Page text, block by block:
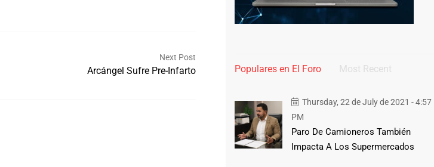
Next Post
Arcángel Sufre Pre-Infarto Populares en El Foro Most Recent
Thursday, 22 de July de 2021 - 4:57
PM
Paro De Camioneros También
Impacta A Los Supermercados